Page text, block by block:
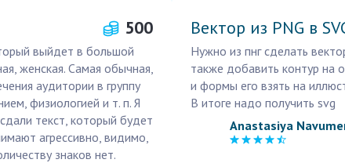
500
выйдет в большой
женская. Самая обычная,
аудитории в группу
физиологией и т. п. Я
текст, который будет
агрессивно, видимо,
знаков нет.
Вектор из PNG в
Нужно из пнг сделать
также добавить контур на
и формы его взять на
В итоге надо получить svg
Anastasiya